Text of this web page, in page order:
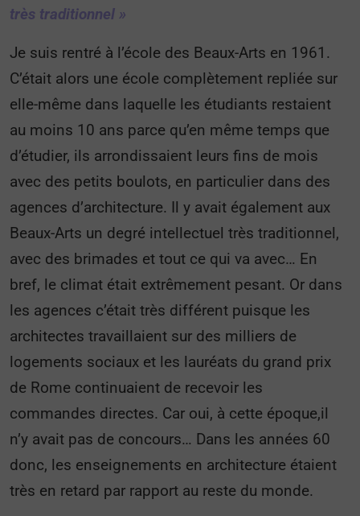
très traditionnel »
Je suis rentré à l’école des Beaux-Arts en 1961.
C’était alors une école complètement repliée sur
elle-même dans laquelle les étudiants restaient
au moins 10 ans parce qu’en même temps que
d’étudier, ils arrondissaient leurs fins de mois
avec des petits boulots, en particulier dans des
agences d’architecture. Il y avait également aux
Beaux-Arts un degré intellectuel très traditionnel,
avec des brimades et tout ce qui va avec… En
bref, le climat était extrêmement pesant. Or dans
les agences c’était très différent puisque les
architectes travaillaient sur des milliers de
logements sociaux et les lauréats du grand prix
de Rome continuaient de recevoir les
commandes directes. Car oui, à cette époque,il
n’y avait pas de concours… Dans les années 60
donc, les enseignements en architecture étaient
très en retard par rapport au reste du monde.